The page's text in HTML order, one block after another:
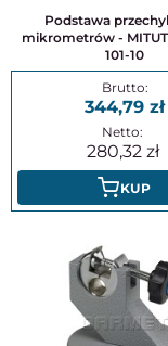
Podstawa przechylna do
mikrometrów -
101-10
344,79
280,32
KUP